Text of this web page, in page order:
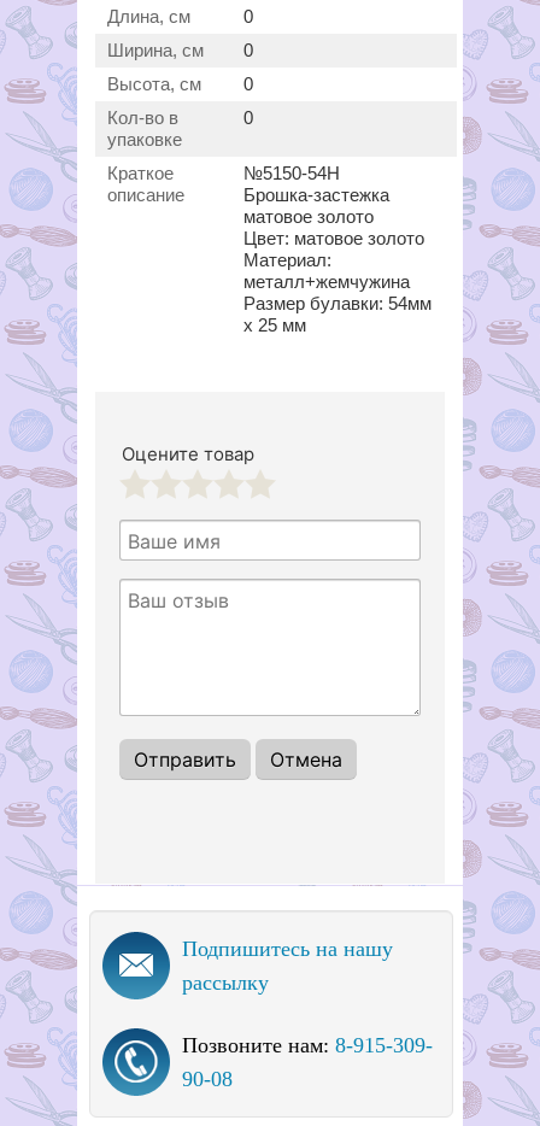
Длина, см
0
Ширина, см
0
Высота, см
0
Кол-во в
упаковке
0
Краткое
описание
№5150-54Н
Брошка-застежка
матовое золото
Цвет: матовое золото
Материал:
металл+жемчужина
Размер булавки: 54мм
х 25 мм
Оцените товар
Подпишитесь на нашу
рассылку
Позвоните нам: 8-915-309-
90-08